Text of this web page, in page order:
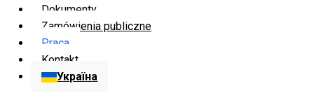
Dokumenty
Zamówienia publiczne
Praca
Kontakt
Україна